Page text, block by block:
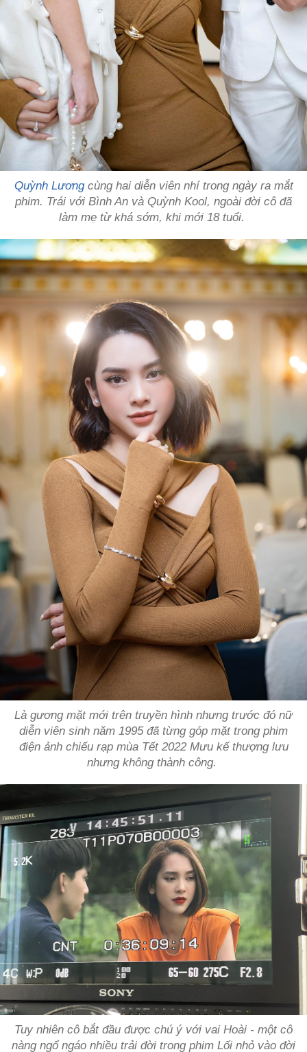
Quỳnh Lươngcùng hai diễn viên nhí trong ngày ra mắt
phim. Trái với Bình An và Quỳnh Kool, ngoài đời cô đã
làm mẹ từ khá sớm, khi mới 18 tuổi.
Là gương mặt mới trên truyền hình nhưng trước đó nữ
diễn viên sinh năm 1995 đã từng góp mặt trong phim
điện ảnh chiếu rạp mùa Tết 2022 Mưu kế thượng lưu
nhưng không thành công.
Tuy nhiên cô bắt đầu được chú ý với vai Hoài - một cô
nàng ngổ ngáo nhiều trải đời trong phim Lối nhỏ vào đời